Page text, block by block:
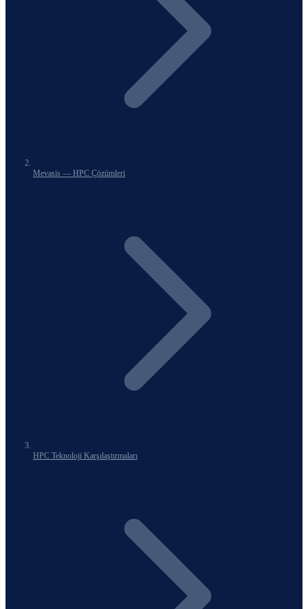
Mevasis — HPC Çözümleri
HPC Teknoloji Karşılaştırmaları